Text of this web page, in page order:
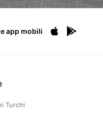
app mobili
Turchi